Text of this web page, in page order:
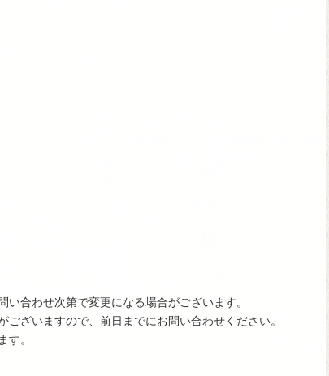
合わせ次第で変更になる場合がございます。
ざいますので、前日までにお問い合わせください。
す。